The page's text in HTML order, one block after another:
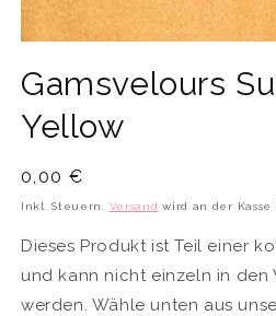
in
Modal
öffnen
Gamsvelours
Yellow
Normaler
Preis
0,00 €
Inkl. Steuern. Versand wird an der
Dieses Produkt ist Teil einer
und kann nicht einzeln in
werden. Wähle unten aus